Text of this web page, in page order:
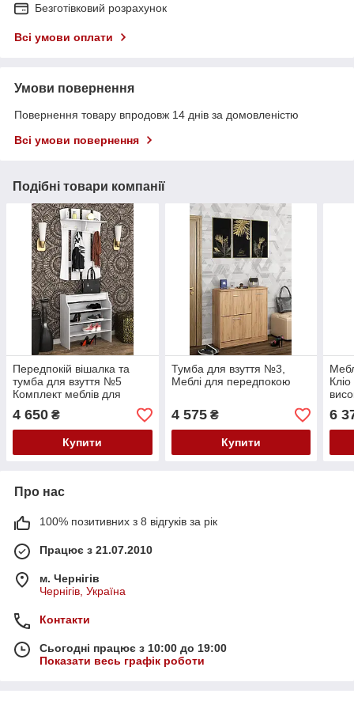
Безготівковий розрахунок
Всі умови оплати
Умови повернення
Повернення товару впродовж 14 днів за домовленістю
Всі умови повернення
Подібні товари компанії
Передпокій вішалка та
тумба для взуття №5
Комплект меблів для
передпокою Тумба для
взуття 800
4 650 ₴
Купити
Тумба для взуття №3,
Меблі для передпокою
4 575₴
Купити
6
Про нас
100% позитивних з 8 відгуків за рік
Працює з 21.07.2010
м. Чернігів
Чернігів, Україна
Контакти
Сьогодні працює з 10:00 до 19:00
Показати весь графік роботи